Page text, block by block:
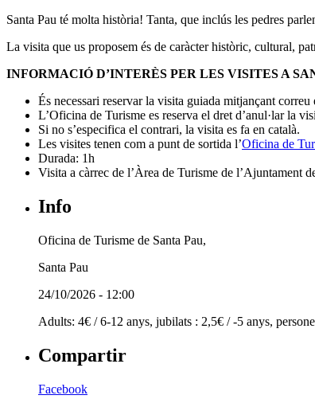
Santa Pau té molta història! Tanta, que inclús les pedres
La visita que us proposem és de caràcter històric, cultural,
INFORMACIÓ D’INTERÈS PER LES VISITES A
És necessari reservar la visita guiada mitjançant correu
L’Oficina de Turisme es reserva el dret d’anul·lar la
Si no s’especifica el contrari, la visita es fa en català.
Les visites tenen com a punt de sortida l’Oficina de
Durada: 1h
Visita a càrrec de l’Àrea de Turisme de l’Ajuntament
Info
Oficina de Turisme de Santa Pau,
Santa Pau
24/10/2026 - 12:00
Adults: 4€ / 6-12 anys, jubilats : 2,5€ / -5 anys,
Compartir
Facebook